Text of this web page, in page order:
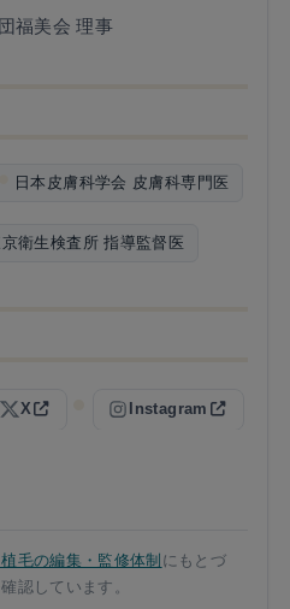
福美会 理事
日本皮膚科学会 皮膚科専門医
衛生検査所 指導監督医
X Instagram
毛の編集・監修体制 にもとづ
認しています。